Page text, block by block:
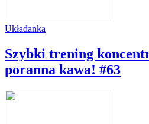
Układanka
Szybki trening
poranna kawa! #63